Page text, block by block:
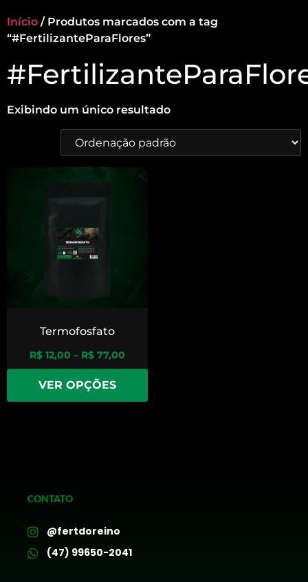
Início / Produtos marcados com a tag
“#FertilizanteParaFlores”
Exibindo um único resultado
Termofosfato
R$ 12,00 – R$ 77,00
VER OPÇÕES
CONTATO
@fertdoreino
(47) 99650-2041